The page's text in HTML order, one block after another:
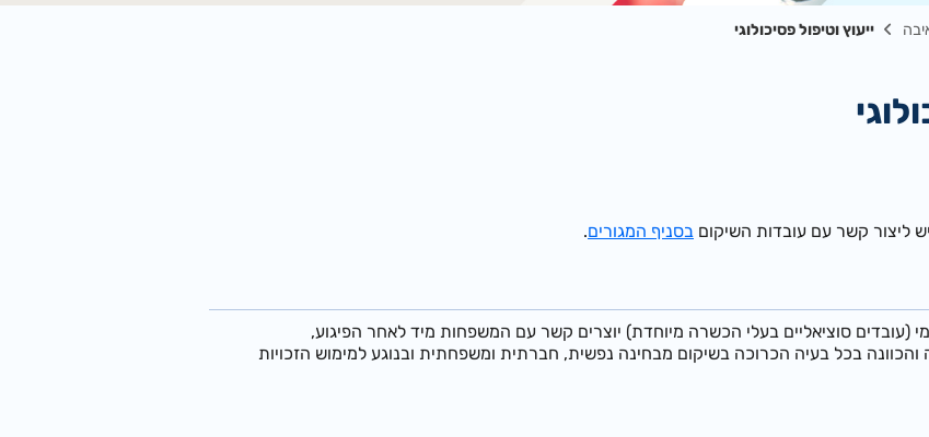
ייעוץ וטיפול פסיכולוגי
ליצור קשר עם עובדות השיקום בסניף המגורים.
(עובדים סוציאליים בעלי הכשרה מיוחדת) יוצרים קשר עם המשפחות מיד לאחר הפיגוע,
והכוונה בכל בעיה הכרוכה בשיקום מבחינה נפשית, חברתית ומשפחתית ובנוגע למימוש הזכויות